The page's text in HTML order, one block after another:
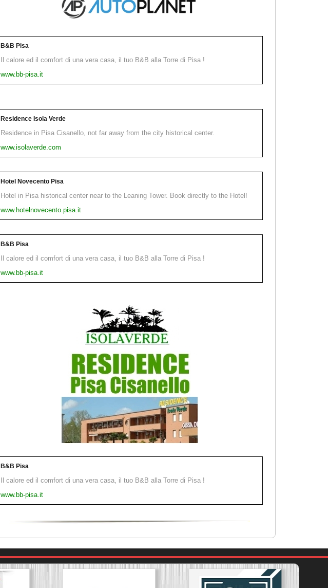
B&B Pisa
Il calore ed il comfort di una vera casa, il tuo B&B alla Torre di Pisa !
www.bb-pisa.it
Residence Isola Verde
Residence in Pisa Cisanello, not far away from the city historical center.
www.isolaverde.com
Hotel Novecento Pisa
Hotel in Pisa historical center near to the Leaning Tower. Book directly to the Hotel!
www.hotelnovecento.pisa.it
B&B Pisa
Il calore ed il comfort di una vera casa, il tuo B&B alla Torre di Pisa !
www.bb-pisa.it
B&B Pisa
Il calore ed il comfort di una vera casa, il tuo B&B alla Torre di Pisa !
www.bb-pisa.it